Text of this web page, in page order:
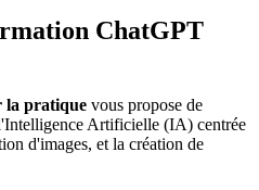
ChatGPT
la pratique vous propose de
Artificielle (IA) centrée
d'images, et la création de